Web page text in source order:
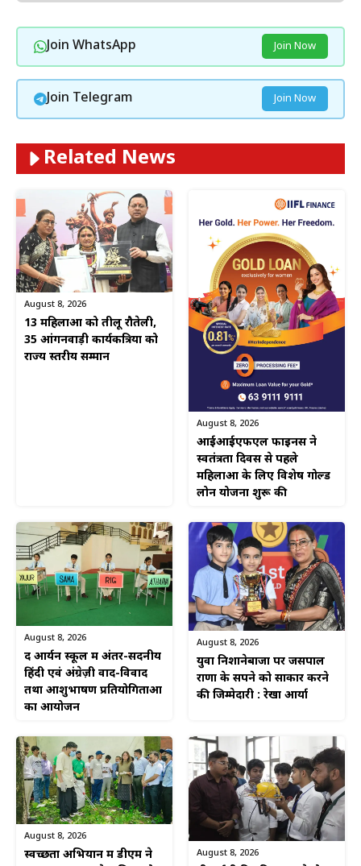
Join WhatsApp Join Now
Join Telegram Join Now
Related News
August 8, 2026
13 महिलाओं को तीलू रौतेली,
35 आंगनवाड़ी कार्यकत्रियों को
राज्य स्तरीय सम्मान
August 8, 2026
आईआईएफएल फाइनेंस ने
स्वतंत्रता दिवस से पहले
महिलाओं के लिए विशेष गोल्ड
लोन योजना शुरू की
August 8, 2026
द आर्यन स्कूल में अंतर-सदनीय
हिंदी एवं अंग्रेज़ी वाद-विवाद
तथा आशुभाषण प्रतियोगिताओं
का आयोजन
August 8, 2026
युवा निशानेबाजों पर जसपाल
राणा के सपने को साकार करने
की जिम्मेदारी : रेखा आर्या
August 8, 2026
स्वच्छता अभियान में डीएम ने
August 8, 2026